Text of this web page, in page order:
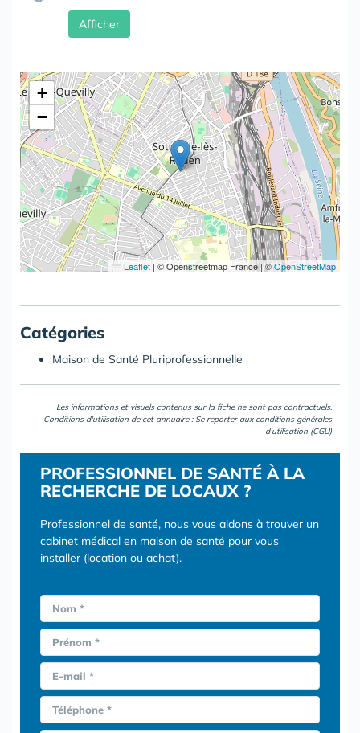
Afficher
+
−
Leaflet| © Openstreetmap France | ©OpenStreetMap
Catégories
Maison de Santé Pluriprofessionnelle
Les informations et visuels contenus sur la fiche ne sont pas contractuels.
Conditions d'utilisation de cet annuaire : Se reporter aux conditions générales
d'utilisation (CGU)
PROFESSIONNEL DE SANTÉ À LA
RECHERCHE DE LOCAUX ?
Professionnel de santé, nous vous aidons à trouver un
cabinet médical en maison de santé pour vous
installer (location ou achat).
Nom *
Prénom *
E-mail *
Téléphone *